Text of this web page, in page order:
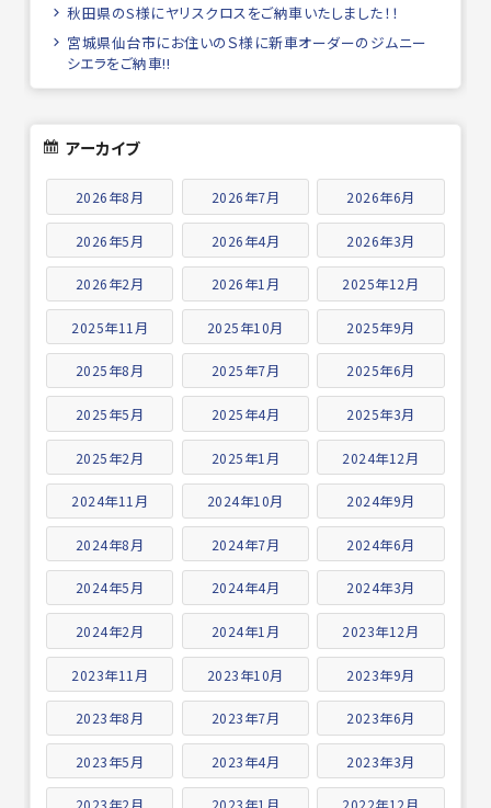
秋田県のS様にヤリスクロスをご納車いたしました！！
宮城県仙台市にお住いのＳ様に新車オーダーのジムニー
シエラをご納車!!
アーカイブ
2026年8月 2026年7月 2026年6月
2026年5月 2026年4月 2026年3月
2026年2月 2026年1月 2025年12月
2025年11月 2025年10月 2025年9月
2025年8月 2025年7月 2025年6月
2025年5月 2025年4月 2025年3月
2025年2月 2025年1月 2024年12月
2024年11月 2024年10月 2024年9月
2024年8月 2024年7月 2024年6月
2024年5月 2024年4月 2024年3月
2024年2月 2024年1月 2023年12月
2023年11月 2023年10月 2023年9月
2023年8月 2023年7月 2023年6月
2023年5月 2023年4月 2023年3月